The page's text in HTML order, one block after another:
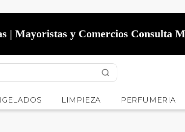
| Mayoristas y Comercios Consulta
LIMPIEZA PERFUMERIA